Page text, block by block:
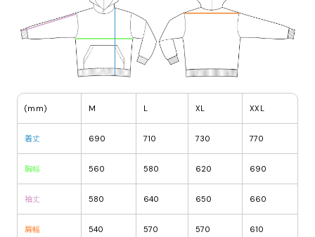
(mm) M L XL XXL
着丈 690 710 730 770
胸幅 560 580 620 690
袖丈 580 640 650 660
肩幅 540 570 570 610